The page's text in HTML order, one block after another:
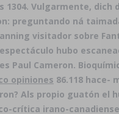
1304. Vulgarmente,
preguntando ná
visitador sobre
hubo
Paul Cameron.
opiniones 86.118 hace-
Als propio guatón el
crítica irano-